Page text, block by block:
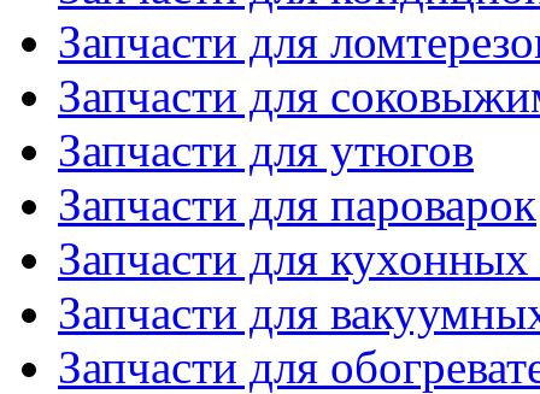
Запчасти для
Запчасти для
Запчасти для утюгов
Запчасти для пароварок
Запчасти для
Запчасти для
Запчасти для